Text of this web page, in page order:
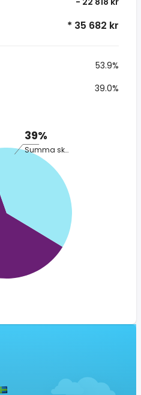
* 35 682 kr
53.9%
39.0%
39%
Summa skatt